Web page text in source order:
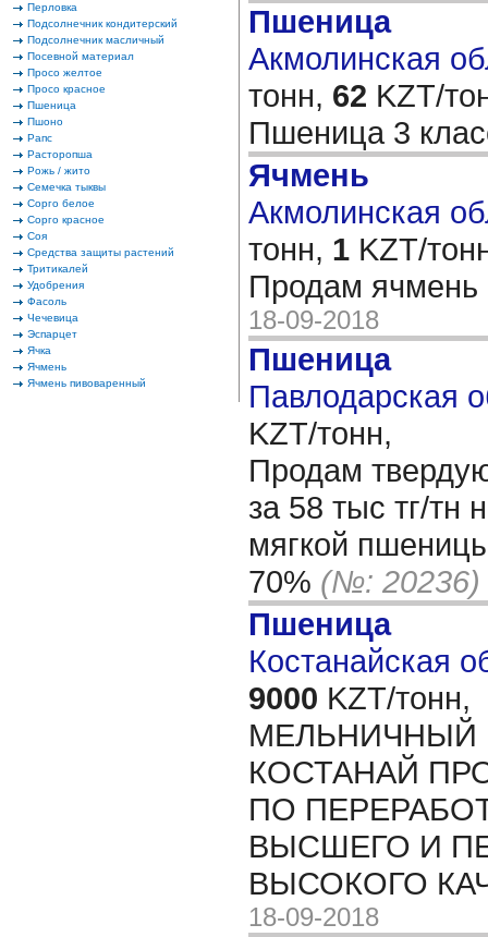
Перловка
Подсолнечник кондитерский
Подсолнечник масличный
Посевной материал
Просо желтое
Просо красное
Пшеница
Пшоно
Рапс
Расторопша
Рожь / жито
Семечка тыквы
Сорго белое
Сорго красное
Соя
Средства защиты растений
Тритикалей
Удобрения
Фасоль
Чечевица
Эспарцет
Ячка
Ячмень
Ячмень пивоваренный
Пшеница
Акмолинская
тонн, 62 KZT/
Пшеница 3
Ячмень
Акмолинская
тонн, 1 KZT/
Продам ячмень
18-09-2018
Пшеница
Павлодарская
KZT/тонн,
Продам
за 58 тыс тг/тн
мягкой
70% (№: 20236)
Пшеница
Костанайская
9000 KZT/тонн,
МЕЛЬНИЧНЫЙ
КОСТАНАЙ
ПО
ВЫСШЕГО И
ВЫСОКОГО
18-09-2018